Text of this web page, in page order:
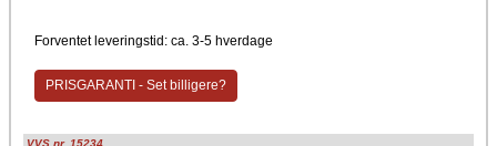
Forventet leveringstid: ca. 3-5 hverdage
PRISGARANTI - Set billigere?
VVS nr. 15234